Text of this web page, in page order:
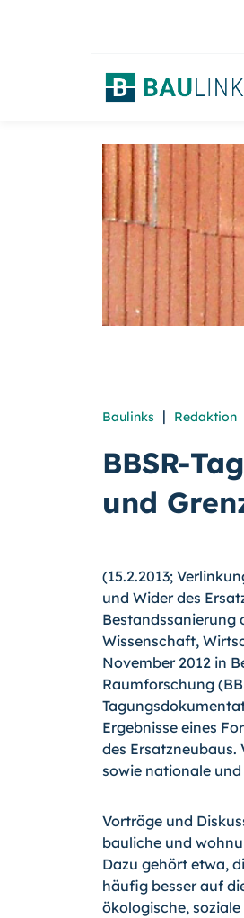
Baulinks | Redaktion
BBSR-
und
(15.2.2013;
und Wider des
Bestandssanierung
Wissenschaft,
November 2012 in
Raumfor­schung
Ergebnisse eines
des
sowie nationale
Vorträge und
bauliche und
Dazu gehört etwa,
häufig besser auf
ökologische,